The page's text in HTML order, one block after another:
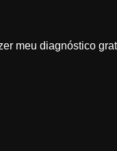
meu diagnóstico